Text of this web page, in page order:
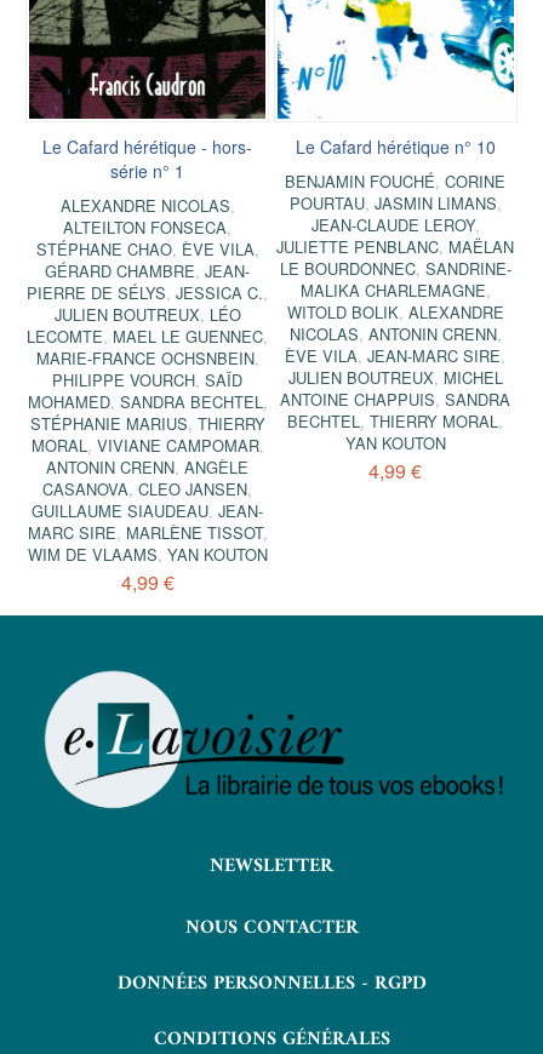
Le Cafard hérétique - hors-
série n° 1
ALEXANDRE NICOLAS,
ALTEILTON FONSECA,
STÉPHANE CHAO, ÈVE VILA,
GÉRARD CHAMBRE,JEAN-
PIERRE DE SÉLYS,JESSICA C.,
JULIEN BOUTREUX, LÉO
LECOMTE, MAEL LE GUENNEC,
MARIE-FRANCE OCHSNBEIN,
PHILIPPE VOURCH,SAÏD
MOHAMED, SANDRA BECHTEL,
STÉPHANIE MARIUS, THIERRY
MORAL, VIVIANE CAMPOMAR,
ANTONIN CRENN,ANGÈLE
CASANOVA,CLEO JANSEN,
GUILLAUME SIAUDEAU,JEAN-
MARC SIRE, MARLÈNE TISSOT,
WIM DE VLAAMS, YAN KOUTON
4,99 €
Le Cafard hérétique n° 10
BENJAMIN FOUCHÉ,CORINE
POURTAU, JASMIN LIMANS,
JEAN-CLAUDE LEROY,
JULIETTE PENBLANC, MAËLAN
LE BOURDONNEC, SANDRINE-
MALIKA CHARLEMAGNE,
WITOLD BOLIK, ALEXANDRE
NICOLAS, ANTONIN CRENN,
ÈVE VILA,JEAN-MARC SIRE,
JULIEN BOUTREUX, MICHEL
ANTOINE CHAPPUIS,SANDRA
BECHTEL,THIERRY MORAL,
YAN KOUTON
4,99 €
NEWSLETTER
NOUS CONTACTER
DONNÉES PERSONNELLES - RGPD
CONDITIONS GÉNÉRALES